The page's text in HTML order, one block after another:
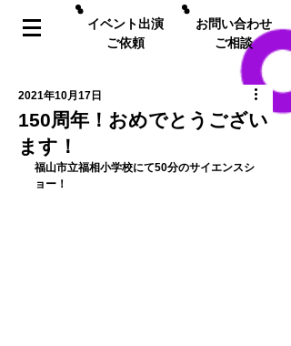
イベント出演
ご依頼
お問い合わせ
ご相談
150周年！おめでとうござい
ます！
2021年10月17日
福山市立福相小学校﻿にて50分のサイエンスシ
ョー！